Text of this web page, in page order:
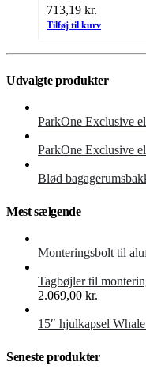
713,19 kr.
Tilføj til kurv
Udvalgte produkter
ParkOne Exclusive
ParkOne Exclusive
Blød
Mest sælgende
Monteringsbolt til
Tagbøjler til
2.069,00 kr.
15″ hjulkapsel
Seneste produkter